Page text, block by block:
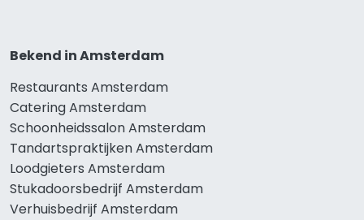
Bekend in Amsterdam
Restaurants Amsterdam
Catering Amsterdam
Schoonheidssalon Amsterdam
Tandartspraktijken Amsterdam
Loodgieters Amsterdam
Stukadoorsbedrijf Amsterdam
Verhuisbedrijf Amsterdam